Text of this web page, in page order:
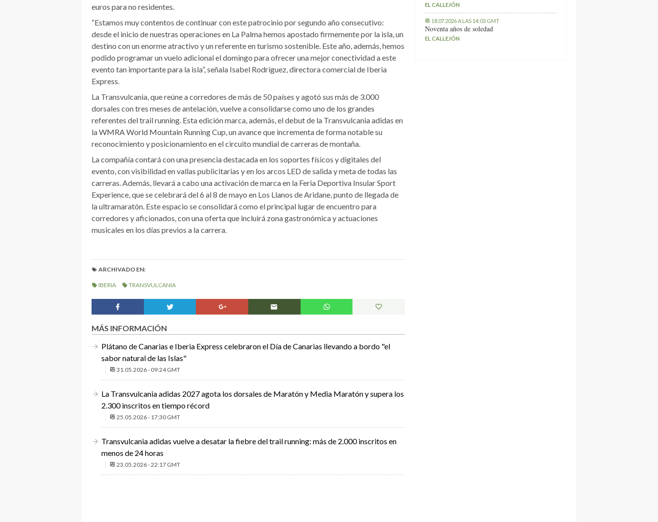
euros para no residentes.
“Estamos muy contentos de continuar con este patrocinio por segundo año consecutivo:
desde el inicio de nuestras operaciones en La Palma hemos apostado firmemente por la isla, un
destino con un enorme atractivo y un referente en turismo sostenible. Este año, además, hemos
podido programar un vuelo adicional el domingo para ofrecer una mejor conectividad a este
evento tan importante para la isla”, señala Isabel Rodríguez, directora comercial de Iberia
Express.
La Transvulcania, que reúne a corredores de más de 50 países y agotó sus más de 3.000
dorsales con tres meses de antelación, vuelve a consolidarse como uno de los grandes
referentes del trail running. Esta edición marca, además, el debut de la Transvulcania adidas en
la WMRA World Mountain Running Cup, un avance que incrementa de forma notable su
reconocimiento y posicionamiento en el circuito mundial de carreras de montaña.
La compañía contará con una presencia destacada en los soportes físicos y digitales del
evento, con visibilidad en vallas publicitarias y en los arcos LED de salida y meta de todas las
carreras. Además, llevará a cabo una activación de marca en la Feria Deportiva Insular Sport
Experience, que se celebrará del 6 al 8 de mayo en Los Llanos de Aridane, punto de llegada de
la ultramaratón. Este espacio se consolidará como el principal lugar de encuentro para
corredores y aficionados, con una oferta que incluirá zona gastronómica y actuaciones
musicales en los días previos a la carrera.
ARCHIVADO EN:
IBERIA TRANSVULCANIA
MÁS INFORMACIÓN
Plátano de Canarias e Iberia Express celebraron el Día de Canarias llevando a bordo "el
sabor natural de las Islas"
31.05.2026 - 09:24 GMT
La Transvulcania adidas 2027 agota los dorsales de Maratón y Media Maratón y supera los
2.300 inscritos en tiempo récord
25.05.2026 - 17:30 GMT
Transvulcania adidas vuelve a desatar la fiebre del trail running: más de 2.000 inscritos en
menos de 24 horas
23.05.2026 - 22:17 GMT
EL CALLEJÓN
18.07.2026 A LAS 14:03 GMT
Noventa años de soledad
EL CALLEJÓN